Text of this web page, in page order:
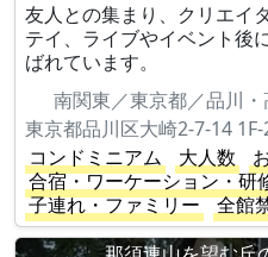
友人との集まり、クリエイ
テイ、ライブやイベント後
ばれています。
南関東／東京都／品川
東京都品川区大崎2-7-14 1F-
コンドミニアム
大人数
合宿・ワーケーション・研
子連れ・ファミリー
全館